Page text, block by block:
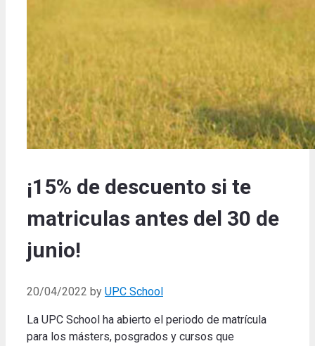
¡15% de descuento si te
matriculas antes del 30 de
junio!
20/04/2022 by UPC School
La UPC School ha abierto el periodo de matrícula
para los másters, posgrados y cursos que